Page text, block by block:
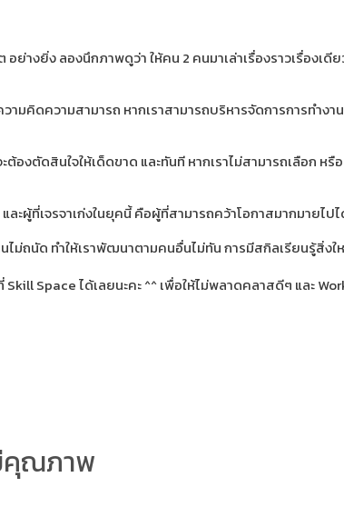
ย่างยิ่ง ลองนึกภาพดูว่า ให้คน 2 คนมาเล่าเรื่องราวเรื่องเ
ามคิดความสามารถ หากเราสามารถบริหารจัดการการทำ
องตัดสินใจให้เด็ดขาด และทันที หากเราไม่สามารถเลือก ห
ะผู้ที่เจรจาเก่งในยุคนี้ คือผู้ที่สามารถคว้าโอกาสมากมายไป
ม่ถนัด ทำให้เราพัฒนาตามคนอื่นไม่ทัน การมีสกิลเรียนรู้สิ่ง
Space ได้เลยนะคะ ^^ เพื่อให้ไม่พลาดคลาสดีๆ และ
คุณภาพ